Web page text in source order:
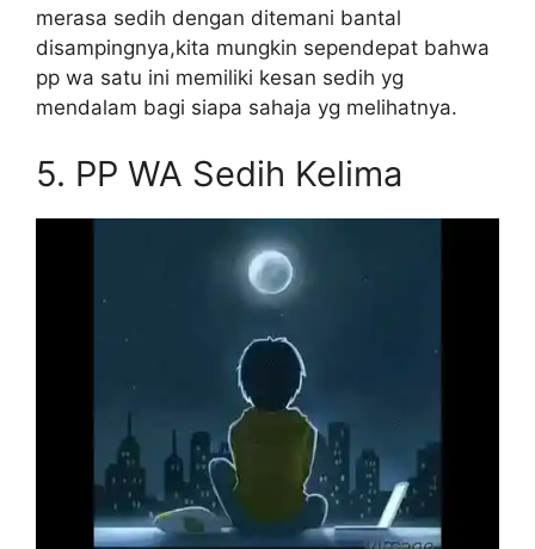
merasa sedih dengan ditemani bantal
disampingnya,kita mungkin sependepat bahwa
pp wa satu ini memiliki kesan sedih yg
mendalam bagi siapa sahaja yg melihatnya.
5. PP WA Sedih Kelima